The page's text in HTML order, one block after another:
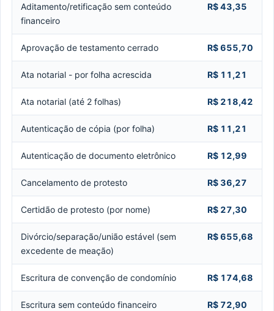
Aditamento/retificação sem conteúdo
financeiro
R$ 43,35
Aprovação de testamento cerrado R$ 655,70
Ata notarial - por folha acrescida R$ 11,21
Ata notarial (até 2 folhas) R$ 218,42
Autenticação de cópia (por folha) R$ 11,21
Autenticação de documento eletrônico R$ 12,99
Cancelamento de protesto R$ 36,27
Certidão de protesto (por nome) R$ 27,30
Divórcio/separação/união estável (sem
excedente de meação)
R$ 655,68
Escritura de convenção de condomínio R$ 174,68
Escritura sem conteúdo financeiro R$ 72,90